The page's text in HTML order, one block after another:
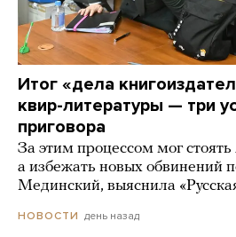
Итог «дела
квир-литературы — три
приговора
За этим процессом мог
а избежать новых обвинений
Мединский, выяснила
НОВОСТИ день назад